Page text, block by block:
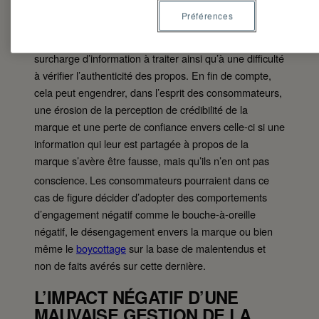
marque. Selon une étude de Behl, Bhutani,
Jayawardena et Balaji (2024), pour les
surcharge d’information à traiter ainsi qu’à une difficulté
à vérifier l’authenticité des propos. En fin de compte,
cela peut engendrer, dans l’esprit des consommateurs,
une érosion de la perception de crédibilité de la
marque et une perte de confiance envers celle-ci si une
information qui leur est partagée à propos de la
marque s’avère être fausse, mais qu’ils n’en ont pas
conscience. Les consommateurs pourraient dans ce
cas de figure décider d’adopter des comportements
d’engagement négatif comme le bouche-à-oreille
négatif, le désengagement envers la marque ou bien
même leboycottagesur la base de malentendus et
non de faits avérés sur cette dernière.
L’IMPACT NÉGATIF D’UNE
Préférences